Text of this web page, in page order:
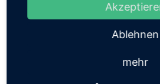
Ablehnen
mehr